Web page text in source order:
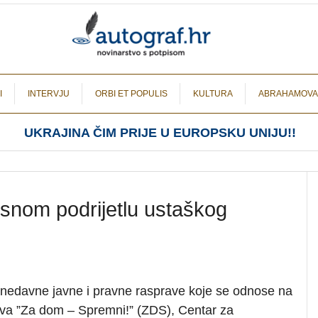
INTERVJU ORBI ET POPULIS KULTURA
UKRAJINA ČIM PRIJE U EUROPSKU UNIJU!!
podrijetlu ustaškog
javne i pravne rasprave koje se odnose na
”Za dom – Spremni!” (ZDS), Centar za